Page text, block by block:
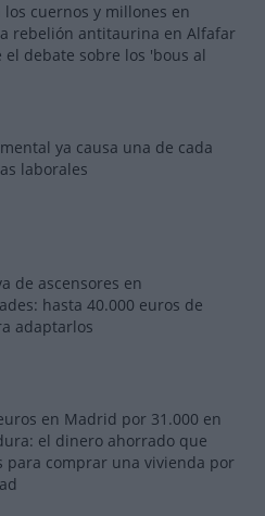
los cuernos y millones en
rebelión antitaurina en Alfafar
el debate sobre los 'bous al
ya causa una de cada
laborales
de ascensores en
hasta 40.000 euros de
adaptarlos
en Madrid por 31.000 en
el dinero ahorrado que
para comprar una vivienda por